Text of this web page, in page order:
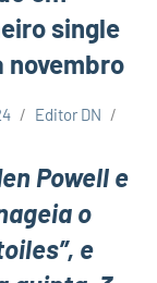
single
novembro
Editor DN
Powell e
o
e